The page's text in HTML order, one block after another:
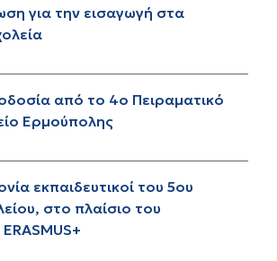
για την εισαγωγή στα
από το 4ο Πειραματικό
Ερμούπολης
εκπαιδευτικοί του 5ου
στο πλαίσιο του